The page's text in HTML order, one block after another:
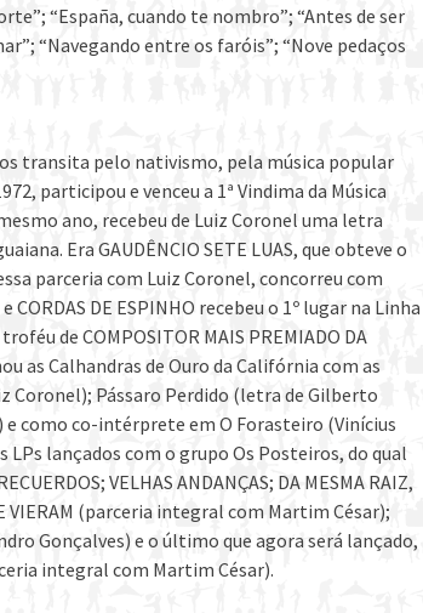
“España, cuando te nombro”; “Antes de ser
“Navegando entre os faróis”; “Nove pedaços
transita pelo nativismo, pela música popular
participou e venceu a 1ª Vindima da Música
ano, recebeu de Luiz Coronel uma letra
Era GAUDÊNCIO SETE LUAS, que obteve o
parceria com Luiz Coronel, concorreu com
DE ESPINHO recebeu o 1º lugar na Linha
de COMPOSITOR MAIS PREMIADO DA
as Calhandras de Ouro da Califórnia com as
Coronel); Pássaro Perdido (letra de Gilberto
e como co-intérprete em O Forasteiro (Vinícius
LPs lançados com o grupo Os Posteiros, do qual
VELHAS ANDANÇAS; DA MESMA RAIZ,
VIERAM (parceria integral com Martim César);
Gonçalves) e o último que agora será lançado,
integral com Martim César).